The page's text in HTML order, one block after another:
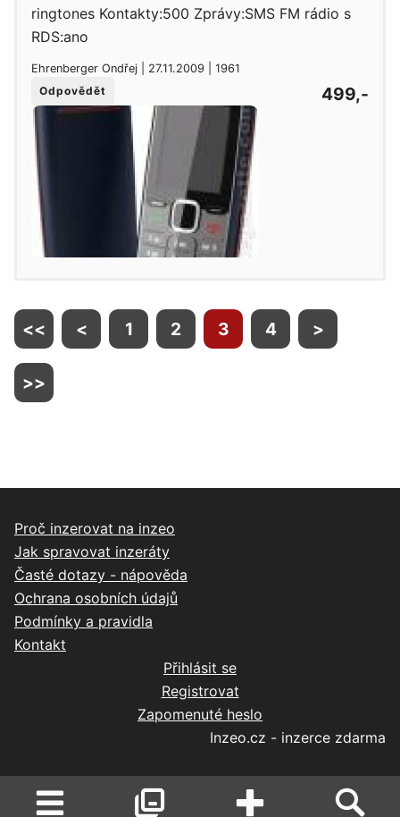
ringtones Kontakty:500 Zprávy:SMS FM rádio s
RDS:ano
Ehrenberger Ondřej | 27.11.2009 | 1961
Odpovědět
499,-
<< < 1 2 3 4 >
>>
Proč inzerovat na inzeo
Jak spravovat inzeráty
Časté dotazy - nápověda
Ochrana osobních údajů
Podmínky a pravidla
Kontakt
Přihlásit se
Registrovat
Zapomenuté heslo
Inzeo.cz - inzerce zdarma